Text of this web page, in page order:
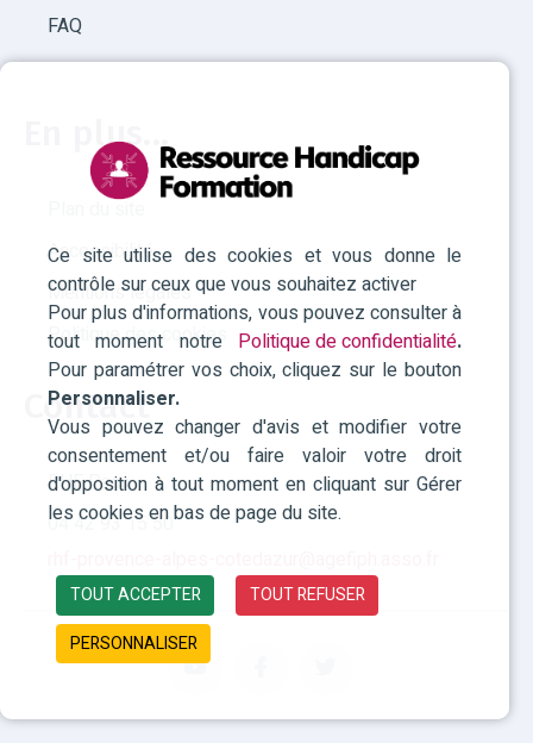
Ce site utilise des cookies et vous donne le
contrôle sur ceux que vous souhaitez activer
Pour plus d'informations, vous pouvez consulter à
tout moment notre Politique de confidentialité.
Pour paramétrer vos choix, cliquez sur le bouton
Personnaliser.
Vous pouvez changer d'avis et modifier votre
consentement et/ou faire valoir votre droit
d'opposition à tout moment en cliquant sur Gérer
les cookies en bas de page du site.
TOUT ACCEPTER
TOUT REFUSER
PERSONNALISER
FAQ
En plus...
Plan du site
Accessibilité
Mentions légales
Politique des cookies
Contact
RHF Paca
04 42 93 15 50